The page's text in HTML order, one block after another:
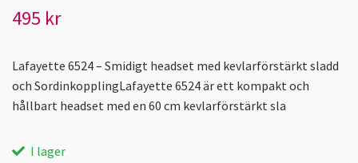
495 kr
Lafayette 6524 – Smidigt headset med kevlarförstärkt sladd
och SordinkopplingLafayette 6524 är ett kompakt och
hållbart headset med en 60 cm kevlarförstärkt sla
I lager